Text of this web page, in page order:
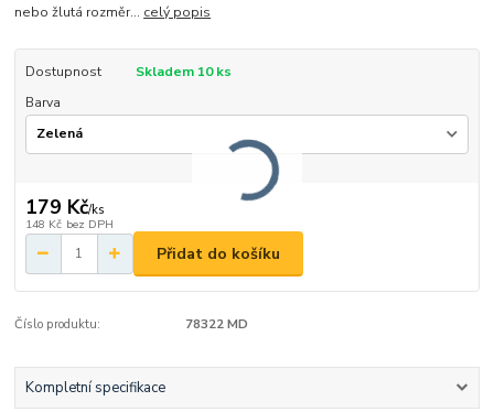
nebo žlutá rozměr... celý popis
Dostupnost
Skladem 10 ks
Barva
179 Kč/ks
148 Kč bez DPH
Přidat do košíku
Číslo produktu: 78322 MD
Kompletní specifikace